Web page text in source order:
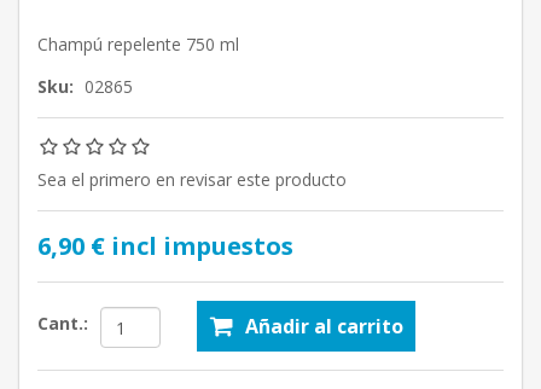
Champú repelente 750 ml
Sku: 02865
Sea el primero en revisar este producto
6,90 € incl impuestos
Cant.: Añadir al carrito